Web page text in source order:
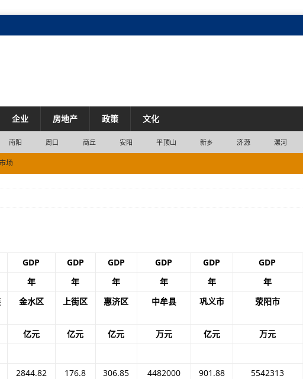
企业 房地产 政策 文化
南阳 周口 商丘 安阳 平顶山 新乡 济源 漯河
场
GDP GDP GDP GDP GDP GDP
年
年 年 年 年 年
金水区 上街区 惠济区 中牟县 巩义市 荥阳市
亿元 亿元 亿元 万元 亿元 万元
2844.82 176.8 306.85 4482000 901.88 5542313